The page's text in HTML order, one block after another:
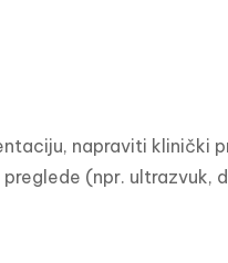
napraviti klinički
(npr. ultrazvuk,